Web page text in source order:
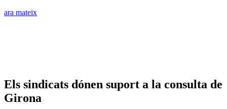
ara mateix
Els sindicats dónen suport a la consulta de
Girona